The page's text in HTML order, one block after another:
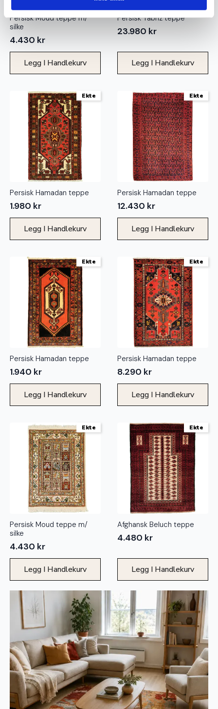
Persisk Moud teppe m/
silke
4.430 kr
Legg I Handlekurv
Persisk Tabriz teppe
23.980 kr
Legg I Handlekurv
Ekte
Persisk Hamadan teppe
1.980 kr
Legg I Handlekurv
Ekte
Persisk Hamadan teppe
12.430 kr
Legg I Handlekurv
Ekte
Persisk Hamadan teppe
1.940 kr
Legg I Handlekurv
Ekte
Persisk Hamadan teppe
8.290 kr
Legg I Handlekurv
Ekte
Persisk Moud teppe m/
silke
4.430 kr
Legg I Handlekurv
Ekte
Afghansk Beluch teppe
4.480 kr
Legg I Handlekurv